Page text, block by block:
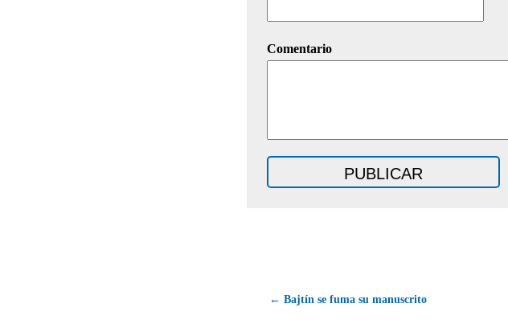
Comentario
← Bajtín se fuma su manuscrito